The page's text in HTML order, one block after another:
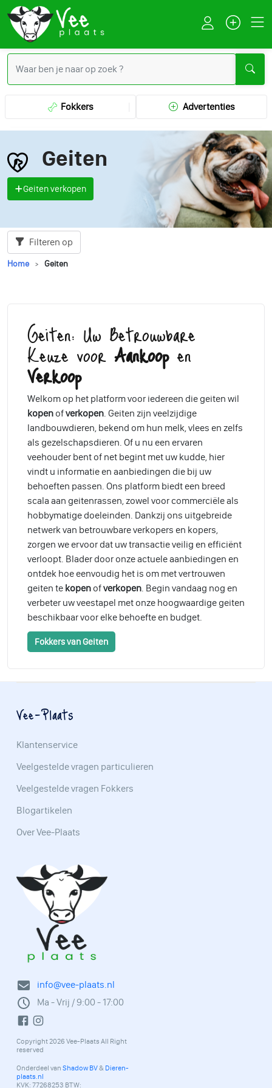
Fokkers Advertenties
Geiten
Geiten verkopen
Filteren op
Home Geiten
Geiten: Uw Betrouwbare
Keuze voorAankoopen
Verkoop
Welkom op het platform voor iedereen die geiten wil
kopen ofverkopen. Geiten zijn veelzijdige
landbouwdieren, bekend om hun melk, vlees en zelfs
als gezelschapsdieren. Of u nu een ervaren
veehouder bent of net begint met uw kudde, hier
vindt u informatie en aanbiedingen die bij uw
behoeften passen. Ons platform biedt een breed
scala aan geitenrassen, zowel voor commerciële als
hobbymatige doeleinden. Dankzij ons uitgebreide
netwerk van betrouwbare verkopers en kopers,
zorgen we ervoor dat uw transactie veilig en efficiënt
verloopt. Blader door onze actuele aanbiedingen en
ontdek hoe eenvoudig het is om met vertrouwen
geiten te kopen ofverkopen. Begin vandaag nog en
verbeter uw veestapel met onze hoogwaardige geiten
beschikbaar voor elke behoefte en budget.
Fokkers van Geiten
info@vee-plaats.nl
Ma - Vrij / 9:00 - 17:00
Copyright 2026 Vee-Plaats All Right
reserved
Onderdeel van Shadow BV& Dieren-
plaats.nl
KVK: 77268253 BTW:
Vee-Plaats
Klantenservice
Veelgestelde vragen particulieren
Veelgestelde vragen Fokkers
Blogartikelen
Over Vee-Plaats